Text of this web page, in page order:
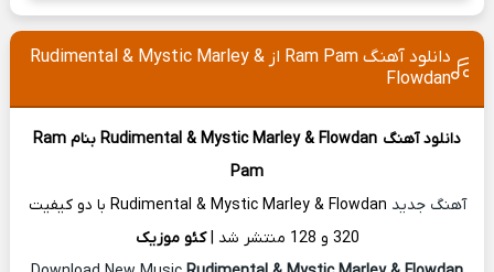
دانلود آهنگ Ram Pam از Rudimental & Mystic Marley &
Flowdan
دانلود آهنگ Rudimental & Mystic Marley & Flowdan
بنام Ram
Pam
آهنگ جدید
Rudimental & Mystic Marley & Flowdan با دو کیفیت
320 و 128 منتشر شد |
کئو موزیک